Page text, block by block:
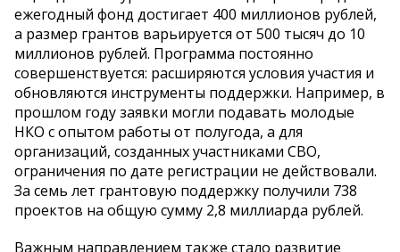
ежегодный фонд достигает 400 миллионов рублей,
а размер грантов варьируется от 500 тысяч до 10
миллионов рублей. Программа постоянно
совершенствуется: расширяются условия участия и
обновляются инструменты поддержки. Например, в
прошлом году заявки могли подавать молодые
НКО с опытом работы от полугода, а для
организаций, созданных участниками СВО,
ограничения по дате регистрации не действовали.
За семь лет грантовую поддержку получили 738
проектов на общую сумму 2,8 миллиарда рублей.
Важным направлением также стало развитие